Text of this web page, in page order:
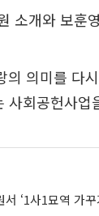
소개와 보훈
의 의미를 다
사회공헌사업
‘1사1묘역 가꾸